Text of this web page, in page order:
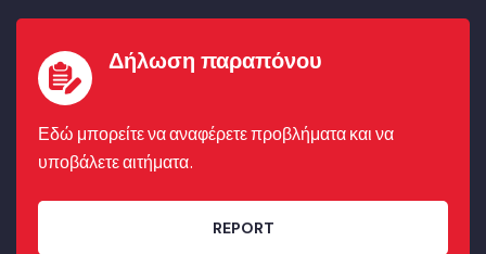
Δήλωση παραπόνου
Εδώ μπορείτε να αναφέρετε προβλήματα και να
υποβάλετε αιτήματα.
REPORT